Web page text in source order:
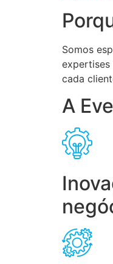
Somos
expertises
cada
A